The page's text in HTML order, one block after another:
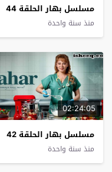
مسلسل بهار الحلقة 44
منذ سنة واحدة
02:24:05
مسلسل بهار الحلقة 42
منذ سنة واحدة